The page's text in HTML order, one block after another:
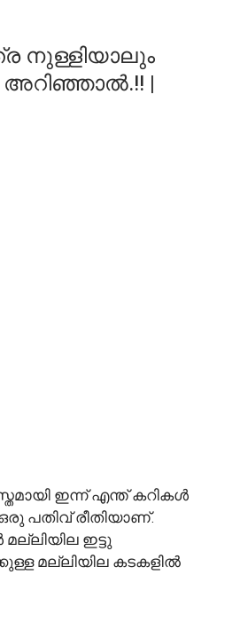
നുള്ളിയാലും
അറിഞ്ഞാൽ.!! |
ഇന്ന് എന്ത് കറികൾ
പതിവ് രീതിയാണ്.
ഇട്ടു
മല്ലിയില കടകളിൽ